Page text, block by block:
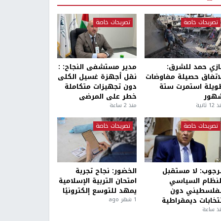
تصريحات خاصة
حمد للشرق:
حصيلة مفاوضات
استمرت ستة
ثانية
تصريحات خاصة
مدير مستشفى النجاح: :
نقل أجهزة غسيل الكلى
دون تجهيزات متكاملة
خطر على المرضى
منذ 2 ساعة
تصريحات خاصة
لا مستقبل
السياسي
دون
ديمقراطية
ساعة
تصريحات خاصة
الخضور: نجاح تجربة
امتحان التربية الإسلامية
يمهد للتوسع إلكترونيًا
1 شهر ago